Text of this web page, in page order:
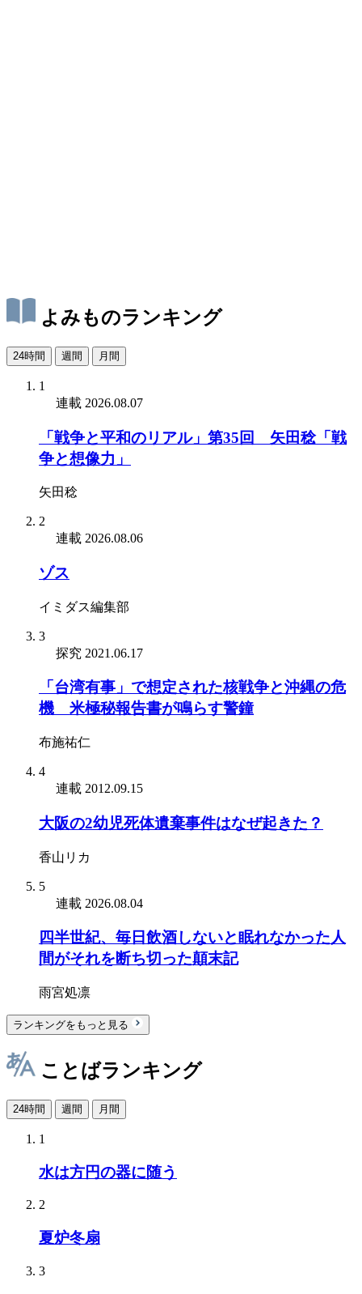
よみものランキング
24時間 週間 月間
1
連載 2026.08.07
「戦争と平和のリアル」第35回 矢田稔「戦
争と想像力」
矢田稔
2
連載 2026.08.06
ゾス
イミダス編集部
3
探究 2021.06.17
「台湾有事」で想定された核戦争と沖縄の危
機 米極秘報告書が鳴らす警鐘
布施祐仁
4
連載 2012.09.15
大阪の2幼児死体遺棄事件はなぜ起きた？
香山リカ
5
連載 2026.08.04
四半世紀、毎日飲酒しないと眠れなかった人
間がそれを断ち切った顛末記
雨宮処凛
ランキングをもっと見る
ことばランキング
24時間 週間 月間
1
水は方円の器に随う
2
夏炉冬扇
3